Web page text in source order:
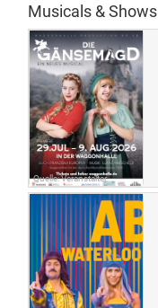
Musicals & Shows
Quelle: Veranstalter